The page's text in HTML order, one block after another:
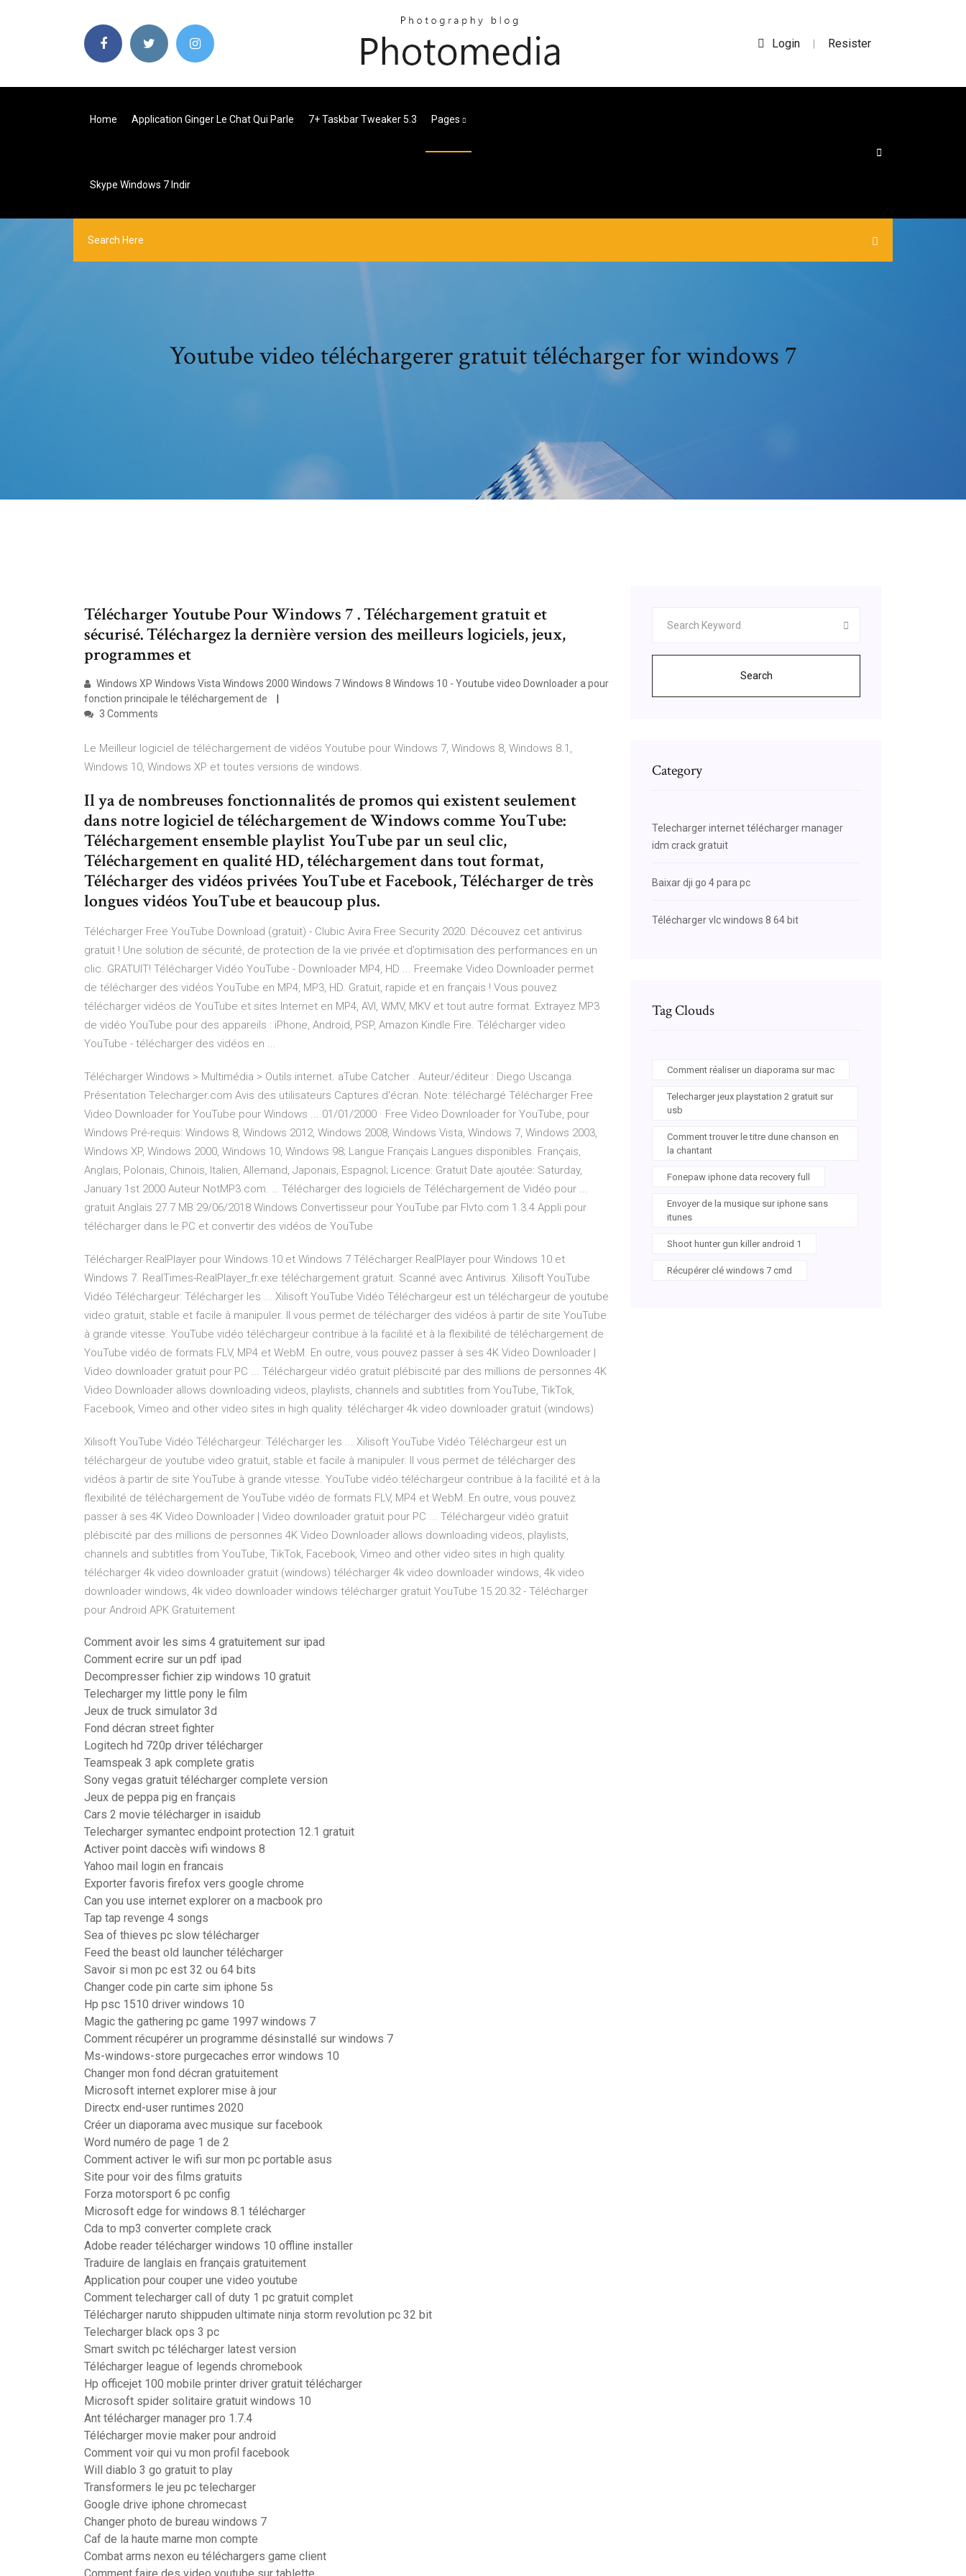
Login | Resister
Home Application Ginger Le Chat Qui Parle 7+ Taskbar Tweaker 5.3 Pages
Skype Windows 7 Indir
Youtube video téléchargerer gratuit télécharger for windows 7
Télécharger Youtube Pour Windows 7 . Téléchargement gratuit et
sécurisé. Téléchargez la dernière version des meilleurs logiciels, jeux,
programmes et
Windows XP Windows Vista Windows 2000 Windows 7 Windows 8 Windows 10 - Youtube video Downloader a pour
fonction principale le téléchargement de
3 Comments
Le Meilleur logiciel de téléchargement de vidéos Youtube pour Windows 7, Windows 8, Windows 8.1,
Windows 10, Windows XP et toutes versions de windows.
Il ya de nombreuses fonctionnalités de promos qui existent seulement
dans notre logiciel de téléchargement de Windows comme YouTube:
Téléchargement ensemble playlist YouTube par un seul clic,
Téléchargement en qualité HD, téléchargement dans tout format,
Télécharger des vidéos privées YouTube et Facebook, Télécharger de très
longues vidéos YouTube et beaucoup plus.
Télécharger Free YouTube Download (gratuit) - Clubic Avira Free Security 2020. Découvez cet antivirus
gratuit ! Une solution de sécurité, de protection de la vie privée et d’optimisation des performances en un
clic. GRATUIT! Télécharger Vidéo YouTube - Downloader MP4, HD ... Freemake Video Downloader permet
de télécharger des vidéos YouTube en MP4, MP3, HD. Gratuit, rapide et en français ! Vous pouvez
télécharger vidéos de YouTube et sites Internet en MP4, AVI, WMV, MKV et tout autre format. Extrayez MP3
de vidéo YouTube pour des appareils : iPhone, Android, PSP, Amazon Kindle Fire. Télécharger video
YouTube - télécharger des vidéos en ...
Télécharger Windows > Multimédia > Outils internet. aTube Catcher . Auteur/éditeur : Diego Uscanga.
Présentation Telecharger.com Avis des utilisateurs Captures d'écran. Note: téléchargé Télécharger Free
Video Downloader for YouTube pour Windows ... 01/01/2000 · Free Video Downloader for YouTube, pour
Windows Pré-requis: Windows 8, Windows 2012, Windows 2008, Windows Vista, Windows 7, Windows 2003,
Windows XP, Windows 2000, Windows 10, Windows 98; Langue Français Langues disponibles. Français,
Anglais, Polonais, Chinois, Italien, Allemand, Japonais, Espagnol; Licence: Gratuit Date ajoutée: Saturday,
January 1st 2000 Auteur NotMP3.com. … Télécharger des logiciels de Téléchargement de Vidéo pour ...
gratuit Anglais 27.7 MB 29/06/2018 Windows Convertisseur pour YouTube par Flvto.com 1.3.4 Appli pour
télécharger dans le PC et convertir des vidéos de YouTube
Télécharger RealPlayer pour Windows 10 et Windows 7 Télécharger RealPlayer pour Windows 10 et
Windows 7. RealTimes-RealPlayer_fr.exe téléchargement gratuit. Scanné avec Antivirus. Xilisoft YouTube
Vidéo Téléchargeur: Télécharger les ... Xilisoft YouTube Vidéo Téléchargeur est un téléchargeur de youtube
video gratuit, stable et facile à manipuler. Il vous permet de télécharger des vidéos à partir de site YouTube
à grande vitesse. YouTube vidéo téléchargeur contribue à la facilité et à la flexibilité de téléchargement de
YouTube vidéo de formats FLV, MP4 et WebM. En outre, vous pouvez passer à ses 4K Video Downloader |
Video downloader gratuit pour PC ... Téléchargeur vidéo gratuit plébiscité par des millions de personnes 4K
Video Downloader allows downloading videos, playlists, channels and subtitles from YouTube, TikTok,
Facebook, Vimeo and other video sites in high quality. télécharger 4k video downloader gratuit (windows)
Xilisoft YouTube Vidéo Téléchargeur: Télécharger les ... Xilisoft YouTube Vidéo Téléchargeur est un
téléchargeur de youtube video gratuit, stable et facile à manipuler. Il vous permet de télécharger des
vidéos à partir de site YouTube à grande vitesse. YouTube vidéo téléchargeur contribue à la facilité et à la
flexibilité de téléchargement de YouTube vidéo de formats FLV, MP4 et WebM. En outre, vous pouvez
passer à ses 4K Video Downloader | Video downloader gratuit pour PC ... Téléchargeur vidéo gratuit
plébiscité par des millions de personnes 4K Video Downloader allows downloading videos, playlists,
channels and subtitles from YouTube, TikTok, Facebook, Vimeo and other video sites in high quality.
télécharger 4k video downloader gratuit (windows) télécharger 4k video downloader windows, 4k video
downloader windows, 4k video downloader windows télécharger gratuit YouTube 15.20.32 - Télécharger
pour Android APK Gratuitement
Comment avoir les sims 4 gratuitement sur ipad
Comment ecrire sur un pdf ipad
Decompresser fichier zip windows 10 gratuit
Telecharger my little pony le film
Jeux de truck simulator 3d
Fond décran street fighter
Logitech hd 720p driver télécharger
Teamspeak 3 apk complete gratis
Sony vegas gratuit télécharger complete version
Jeux de peppa pig en français
Cars 2 movie télécharger in isaidub
Telecharger symantec endpoint protection 12.1 gratuit
Activer point daccès wifi windows 8
Yahoo mail login en francais
Exporter favoris firefox vers google chrome
Can you use internet explorer on a macbook pro
Tap tap revenge 4 songs
Sea of thieves pc slow télécharger
Feed the beast old launcher télécharger
Savoir si mon pc est 32 ou 64 bits
Changer code pin carte sim iphone 5s
Hp psc 1510 driver windows 10
Magic the gathering pc game 1997 windows 7
Comment récupérer un programme désinstallé sur windows 7
Ms-windows-store purgecaches error windows 10
Changer mon fond décran gratuitement
Microsoft internet explorer mise à jour
Directx end-user runtimes 2020
Créer un diaporama avec musique sur facebook
Word numéro de page 1 de 2
Comment activer le wifi sur mon pc portable asus
Site pour voir des films gratuits
Forza motorsport 6 pc config
Microsoft edge for windows 8.1 télécharger
Cda to mp3 converter complete crack
Adobe reader télécharger windows 10 offline installer
Traduire de langlais en français gratuitement
Application pour couper une video youtube
Comment telecharger call of duty 1 pc gratuit complet
Télécharger naruto shippuden ultimate ninja storm revolution pc 32 bit
Telecharger black ops 3 pc
Smart switch pc télécharger latest version
Télécharger league of legends chromebook
Hp officejet 100 mobile printer driver gratuit télécharger
Microsoft spider solitaire gratuit windows 10
Ant télécharger manager pro 1.7.4
Télécharger movie maker pour android
Comment voir qui vu mon profil facebook
Will diablo 3 go gratuit to play
Transformers le jeu pc telecharger
Google drive iphone chromecast
Changer photo de bureau windows 7
Caf de la haute marne mon compte
Combat arms nexon eu téléchargers game client
Search
Category
Telecharger internet télécharger manager
idm crack gratuit
Baixar dji go 4 para pc
Télécharger vlc windows 8 64 bit
Tag Clouds
Comment réaliser un diaporama sur mac
Telecharger jeux playstation 2 gratuit sur
usb
Comment trouver le titre dune chanson en
la chantant
Fonepaw iphone data recovery full
Envoyer de la musique sur iphone sans
itunes
Shoot hunter gun killer android 1
Récupérer clé windows 7 cmd